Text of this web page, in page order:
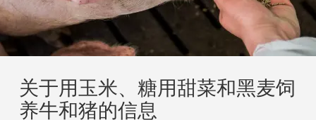
关于用玉米、糖用甜菜和黑麦饲
养牛和猪的信息